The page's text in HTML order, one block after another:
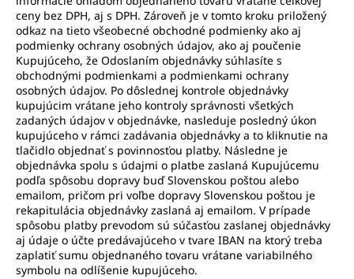
ceny bez DPH, aj s DPH. Zároveň je v tomto kroku priložený
odkaz na tieto všeobecné obchodné podmienky ako aj
podmienky ochrany osobných údajov, ako aj poučenie
Kupujúceho, že Odoslaním objednávky súhlasíte s
obchodnými podmienkami a podmienkami ochrany
osobných údajov. Po dôslednej kontrole objednávky
kupujúcim vrátane jeho kontroly správnosti všetkých
zadaných údajov v objednávke, nasleduje posledný úkon
kupujúceho v rámci zadávania objednávky a to kliknutie na
tlačidlo objednať s povinnosťou platby. Následne je
objednávka spolu s údajmi o platbe zaslaná Kupujúcemu
podľa spôsobu dopravy buď Slovenskou poštou alebo
emailom, pričom pri voľbe dopravy Slovenskou poštou je
rekapitulácia objednávky zaslaná aj emailom. V prípade
spôsobu platby prevodom sú súčasťou zaslanej objednávky
aj údaje o účte predávajúceho v tvare IBAN na ktorý treba
zaplatiť sumu objednaného tovaru vrátane variabilného
symbolu na odlíšenie kupujúceho.